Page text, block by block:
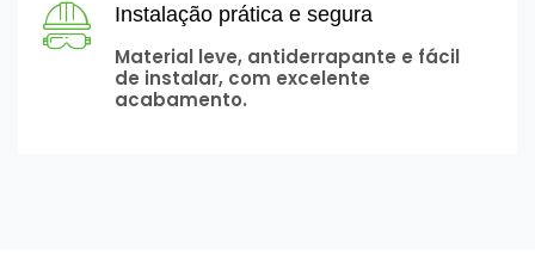
Instalação prática e segura
Material leve, antiderrapante e fácil
de instalar, com excelente
acabamento.